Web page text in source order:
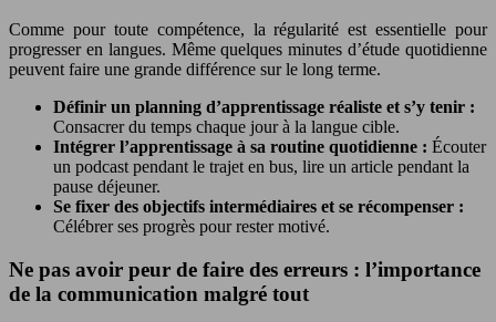
Comme pour toute compétence, la régularité est essentielle pour
progresser en langues. Même quelques minutes d’étude quotidienne
peuvent faire une grande différence sur le long terme.
Définir un planning d’apprentissage réaliste et s’y tenir :
Consacrer du temps chaque jour à la langue cible.
Intégrer l’apprentissage à sa routine quotidienne : Écouter
un podcast pendant le trajet en bus, lire un article pendant la
pause déjeuner.
Se fixer des objectifs intermédiaires et se récompenser :
Célébrer ses progrès pour rester motivé.
Ne pas avoir peur de faire des erreurs : l’importance
de la communication malgré tout